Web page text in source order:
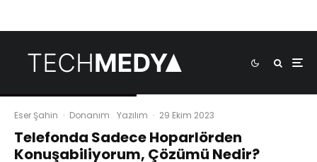
Eser Şahin · Donanım Yazılım · 29 Ekim 2023
Telefonda Sadece Hoparlörden
Konuşabiliyorum, Çözümü Nedir?